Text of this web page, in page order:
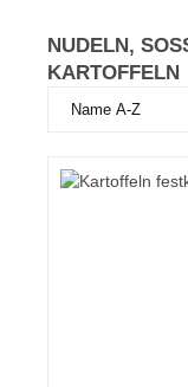
NUDELN,
ARTOFFELN